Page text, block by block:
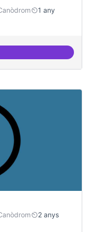
1 any
de solucions
2 anys